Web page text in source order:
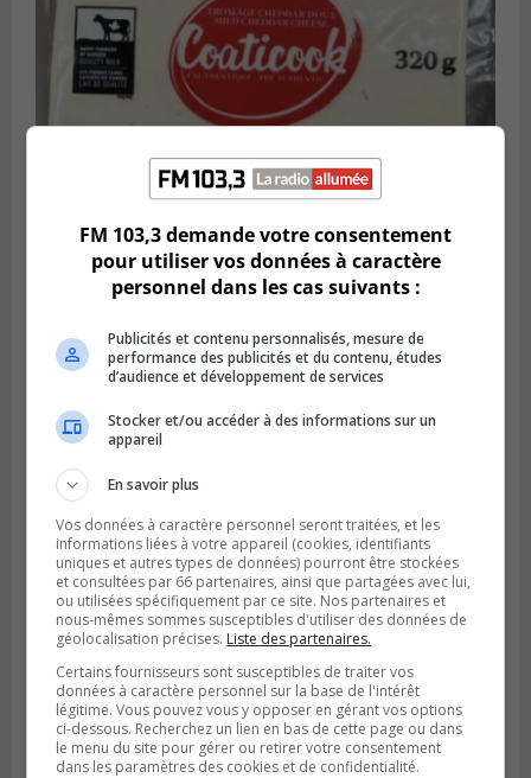
Des fromages de la Laiterie Coaticook
rappelés par l’ACIA
SAINT-HUBERT
Publié le 3 août 2026 à 12h00
L’arrivée du marché saisonnier à Saint-
Hubert
FM 103,3 demande votre consentement
pour utiliser vos données à caractère
personnel dans les cas suivants :
Publicités et contenu personnalisés, mesure de
performance des publicités et du contenu, études
d’audience et développement de services
Stocker et/ou accéder à des informations sur un
appareil
En savoir plus
Vos données à caractère personnel seront traitées, et les
informations liées à votre appareil (cookies, identifiants
uniques et autres types de données) pourront être stockées
et consultées par 66 partenaires, ainsi que partagées avec lui,
ou utilisées spécifiquement par ce site. Nos partenaires et
nous-mêmes sommes susceptibles d'utiliser des données de
géolocalisation précises. Liste des partenaires.
Certains fournisseurs sont susceptibles de traiter vos
données à caractère personnel sur la base de l'intérêt
légitime. Vous pouvez vous y opposer en gérant vos options
ci-dessous. Recherchez un lien en bas de cette page ou dans
le menu du site pour gérer ou retirer votre consentement
dans les paramètres des cookies et de confidentialité.